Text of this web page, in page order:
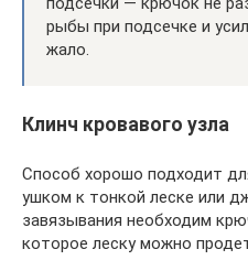
рыбы при подсечке и
жало.
Клинч кровавого узла
Способ хорошо подходит
ушком к тонкой леске или
завязывания необходим
которое леску можно